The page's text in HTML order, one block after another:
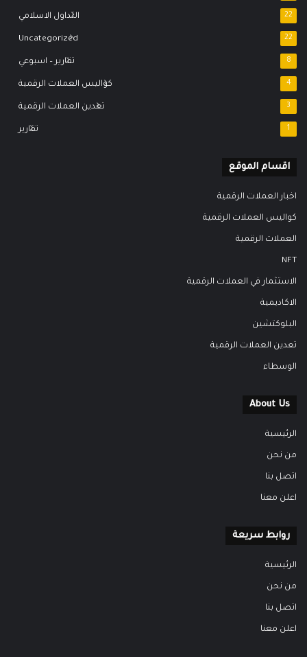
التداول الاسلامي 22
Uncategorized 22
تقارير – اسبوعي 8
كواليس العملات الرقمية 4
تعدين العملات الرقمية 3
تقارير 1
اقسام الموقع
اخبار العملات الرقمية
كواليس العملات الرقمية
العملات الرقمية
NFT
الاستثمار في العملات الرقمية
الاكاديمية
البلوكتشين
تعدين العملات الرقمية
الوسطاء
About Us
الرئيسية
من نحن
اتصل بنا
اعلن معنا
روابط سريعة
الرئيسية
من نحن
اتصل بنا
اعلن معنا